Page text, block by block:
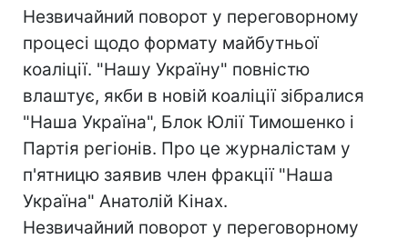
Незвичайний поворот у переговорному
процесі щодо формату майбутньої
коаліції. "Нашу Україну" повністю
влаштує, якби в новій коаліції зібралися
"Наша Україна", Блок Юлії Тимошенко і
Партія регіонів. Про це журналістам у
п'ятницю заявив член фракції "Наша
Україна" Анатолій Кінах.
Незвичайний поворот у переговорному